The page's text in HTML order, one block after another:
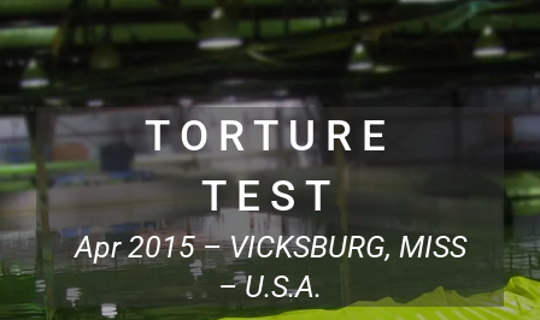
TORTURE
TEST
Apr 2015 – VICKSBURG, MISS
– U.S.A.